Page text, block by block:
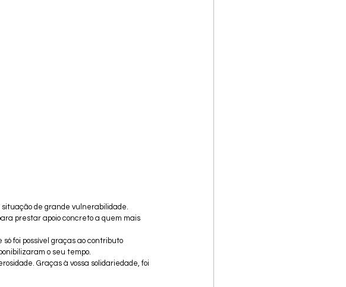
de grande vulnerabilidade.
prestar apoio concreto a quem mais
foi possível graças ao contributo
o seu tempo.
Graças à vossa solidariedade, foi